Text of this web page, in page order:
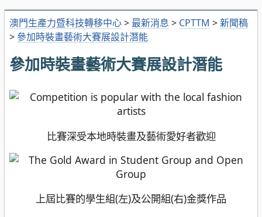
澳門生產力暨科技轉移中心> 最新消息 > CPTTM >新聞稿
>參加時裝畫藝術大賽展設計潛能
參加時裝畫藝術大賽展設計潛能
比賽深受本地時裝畫及藝術愛好者歡迎
上屆比賽的學生組(左)及公開組(右)金獎作品